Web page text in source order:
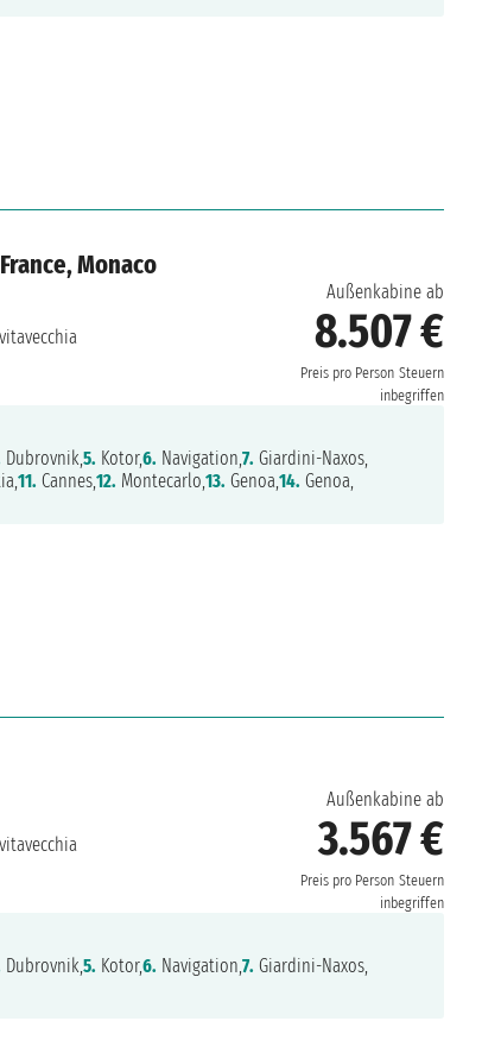
Monaco
Außenkabine ab
8.507 €
Preis pro Person Steuern
inbegriffen
Dubrovnik,5. Kotor,6. Navigation,7. Giardini-Naxos,
11. Cannes,12. Montecarlo,13. Genoa,14. Genoa,
Außenkabine ab
3.567 €
Preis pro Person Steuern
inbegriffen
Dubrovnik,5. Kotor,6. Navigation,7. Giardini-Naxos,